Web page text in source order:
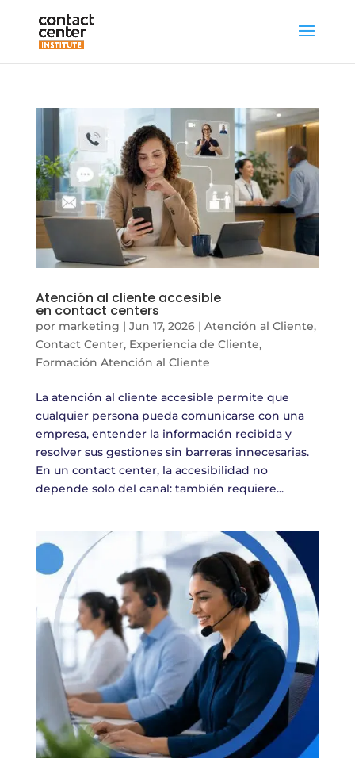
Atención al cliente accesible
en contact centers
por marketing | Jun 17, 2026| Atención al Cliente,
Contact Center, Experiencia de Cliente,
Formación Atención al Cliente
La atención al cliente accesible permite que
cualquier persona pueda comunicarse con una
empresa, entender la información recibida y
resolver sus gestiones sin barreras innecesarias.
En un contact center, la accesibilidad no
depende solo del canal: también requiere...